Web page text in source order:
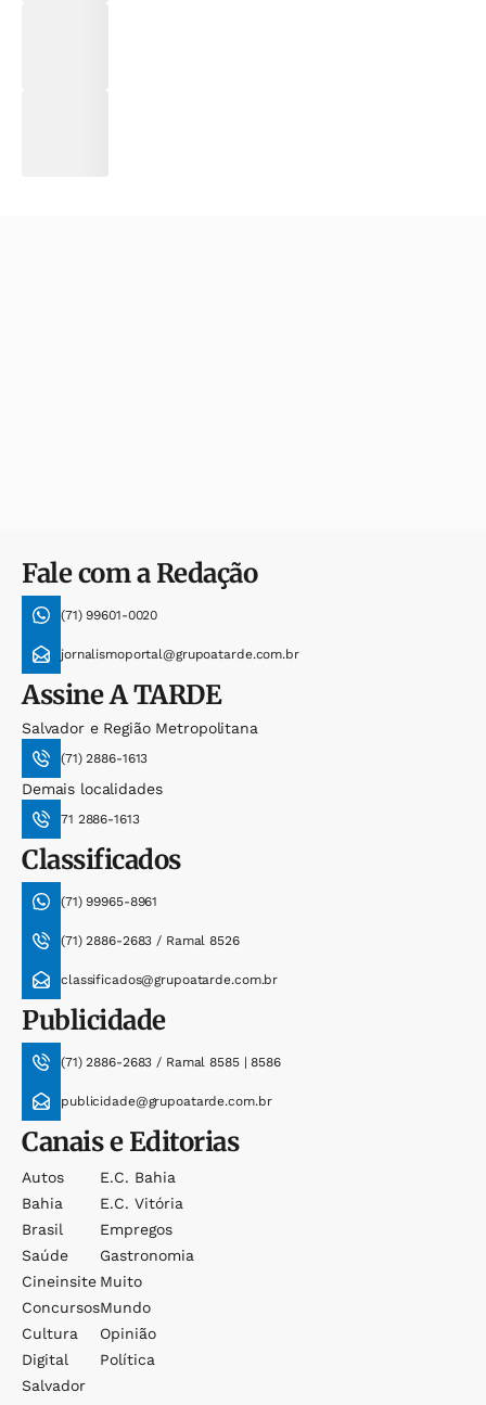
Fale com a Redação
(71) 99601-0020
jornalismoportal@grupoatarde.com.br
AssineA TARDE
Salvador e Região Metropolitana
(71) 2886-1613
Demais localidades
71 2886-1613
Classificados
(71) 99965-8961
(71) 2886-2683 / Ramal 8526
classificados@grupoatarde.com.br
Publicidade
(71) 2886-2683 / Ramal 8585 | 8586
publicidade@grupoatarde.com.br
Canais e Editorias
Autos
Bahia
Brasil
Saúde
Cineinsite
Concursos
Cultura
Digital
Salvador
E.c. Bahia
E.c. Vitória
Empregos
Gastronomia
Muito
Mundo
Opinião
Política